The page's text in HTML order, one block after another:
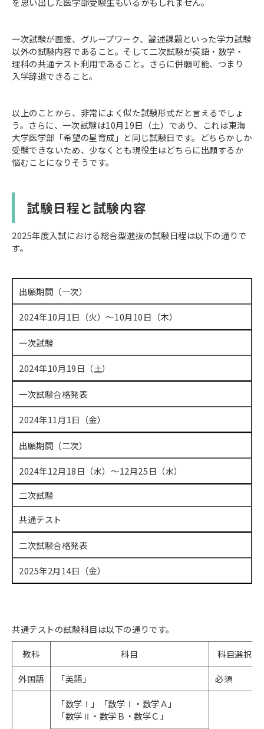
一次試験が面接、グループワーク、論述課題といった学力試験
以外の試験内容であること。そして二次試験が英語・数学・
理科の共通テスト利用であること。さらに併願可能、つまり
入学辞退できること。
以上のことから、非常によく似た試験形式だと言えるでしょ
う。さらに、一次試験は10月19日（土）であり、これは東海
大学医学部「希望の星育成」と同じ試験日です。どちらかしか
受験できないため、少なくとも現役生はどちらに出願するか
悩むことになりそうです。
試験日程と試験内容
2025年度入試における総合型選抜の試験日程は以下の通りで
す。
出願期間（一次）
2024年10月1日（火）～10月10日（木）
一次試験
2024年10月19日（土）
一次試験合格発表
2024年11月1日（金）
出願期間（二次）
2024年12月18日（水）～12月25日（水）
二次試験
共通テスト
二次試験合格発表
2025年2月14日（金）
共通テストの試験科目は以下の通りです。
教科
科目
科目選択
外国語
「英語」 必須
「数学Ⅰ」「数学Ⅰ・数学Ａ」
「数学Ⅱ・数学Ｂ・数学Ｃ」